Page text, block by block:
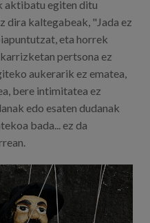
aktibatu egiten ditu
dira kaltegabeak, "Jada ez
eta horrek
pertsona ez
aukerarik ez ematea,
bere intimitatea ez
edo esaten dudanak
bada... ez da